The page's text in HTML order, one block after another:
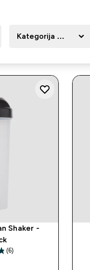
Kategorija Proizvoda
Shaker -
stars
(6)
price